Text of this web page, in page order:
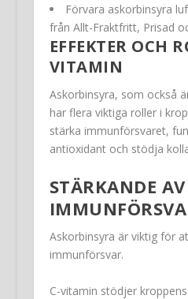
Förvara askorbinsyra
från Allt-Fraktfritt, Prisad
EFFEKTER OCH
VITAMIN
Askorbinsyra, som också
har flera viktiga roller i
stärka immunförsvaret,
antioxidant och stödja
STÄRKANDE AV
Askorbinsyra är viktig för
immunförsvar.
C-vitamin stödjer